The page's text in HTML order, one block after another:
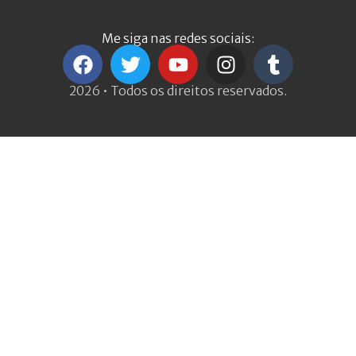
Me siga nas redes sociais:
2026 • Todos os direitos reservados.